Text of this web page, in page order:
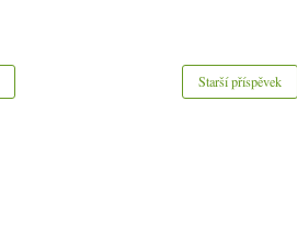
Starší příspěvek